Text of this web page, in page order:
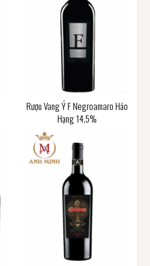
Rượu Vang Ý F Negroamaro Hảo
Hạng 14,5%